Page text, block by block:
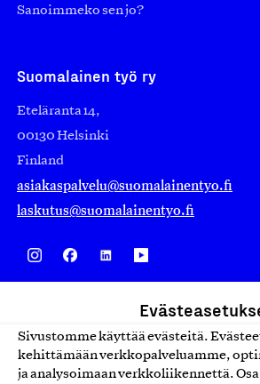
Sivustomme käyttää evästeitä.
kehittämään verkkopalveluamme,
ja analysoimaan verkkoliikennettä.
Sanoimmeko sen jo?
Suomalainen työ ry
Eteläranta 14,
00130 Helsinki
Finland
asiakaspalvelu@suomalainentyo.fi
laskutus@suomalainentyo.fi